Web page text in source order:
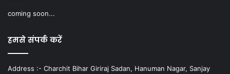
coming soon...
हमसे संपर्क करें
Address :- Charchit Bihar Giriraj Sadan, Hanuman Nagar, Sanjay